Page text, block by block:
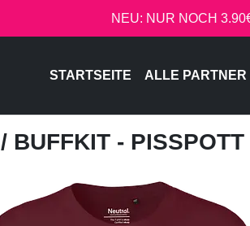
NEU: NUR NOCH
STARTSEITE ALLE PARTNER
/ BUFFKIT - PISSPOTT